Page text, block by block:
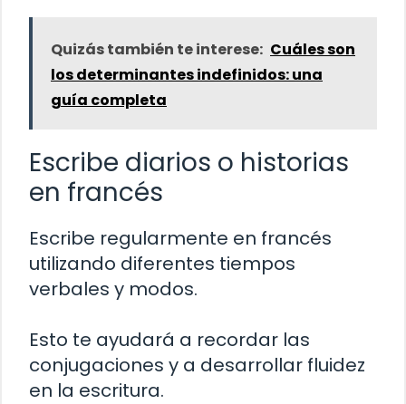
Quizás también te interese: Cuáles son
los determinantes indefinidos: una
guía completa
Escribe diarios o historias
en francés
Escribe regularmente en francés
utilizando diferentes tiempos
verbales y modos.
Esto te ayudará a recordar las
conjugaciones y a desarrollar fluidez
en la escritura.